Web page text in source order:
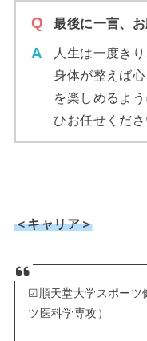
最後に一言、お
人生は一度き
身体が整えば
を楽しめるよう
ひお任せくださ
＜キャリア＞
☑︎順天堂大学スポーツ
ツ医科学専攻）